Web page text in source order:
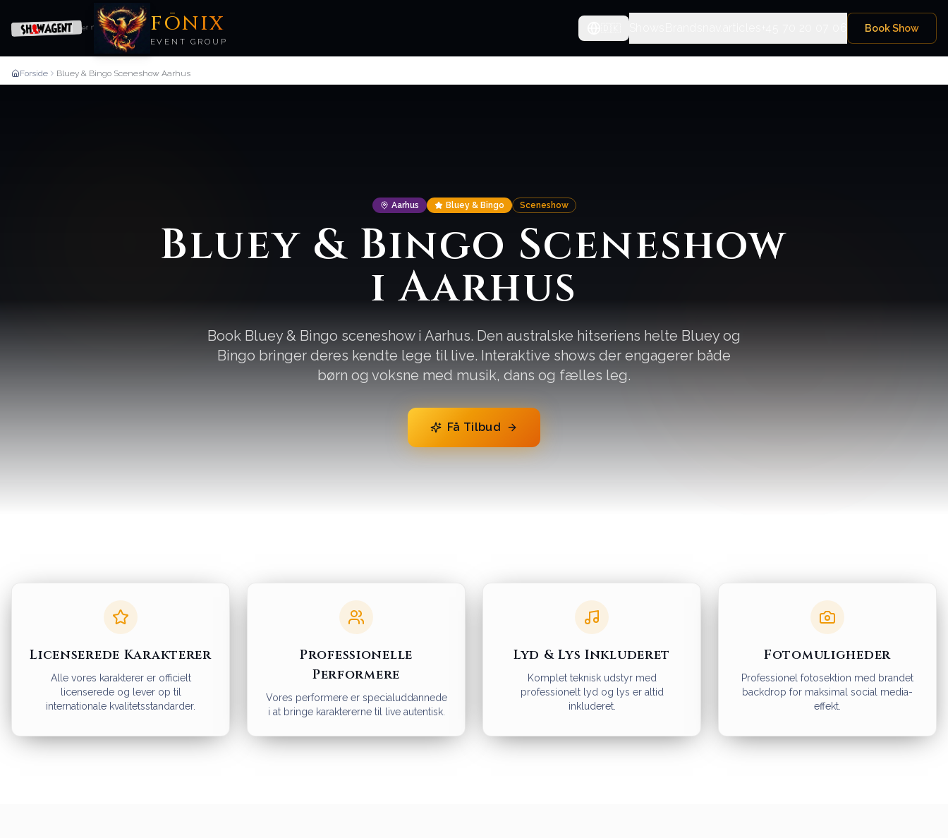
er nu FŌNIX
EVENT GROUP
Book Show
Forside Bluey & Bingo Sceneshow Aarhus
Aarhus Bluey & Bingo Sceneshow
Bluey & Bingo Sceneshow
i Aarhus
Book Bluey & Bingo sceneshow i Aarhus. Den australske hitseriens helte Bluey og
Bingo bringer deres kendte lege til live. Interaktive shows der engagerer både
børn og voksne med musik, dans og fælles leg.
Få Tilbud
Licenserede Karakterer
Alle vores karakterer er officielt
licenserede og lever op til
internationale kvalitetsstandarder.
Professionelle
Performere
Vores performere er specialuddannede
i at bringe karaktererne til live autentisk.
Lyd & Lys Inkluderet
Komplet teknisk udstyr med
professionelt lyd og lys er altid
inkluderet.
Fotomuligheder
Professionel fotosektion med brandet
backdrop for maksimal social media-
effekt.